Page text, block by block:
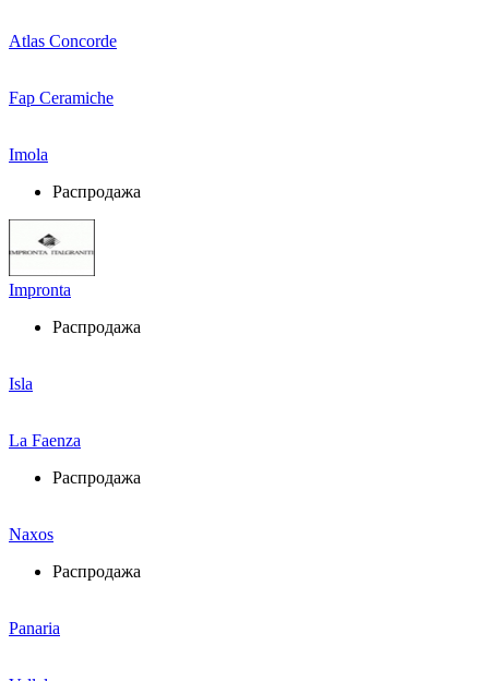
Atlas Concorde
Fap Ceramiche
Imola
Распродажа
Impronta
Распродажа
Isla
La Faenza
Распродажа
Naxos
Распродажа
Panaria